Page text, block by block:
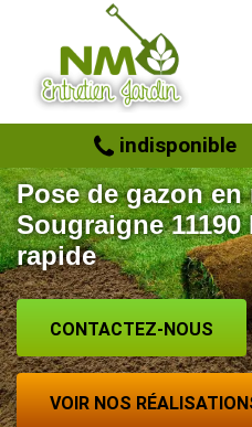
indisponible
Pose de gazon en
Sougraigne
rapide
CONTACTEZ-NOUS
VOIR NOS